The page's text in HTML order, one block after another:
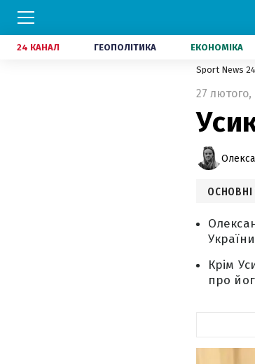
24 КАНАЛ ГЕОПОЛІТИКА ЕКОНОМІКА
Sport News 24
27 лютого,
ОСНОВНІ
Крім
про